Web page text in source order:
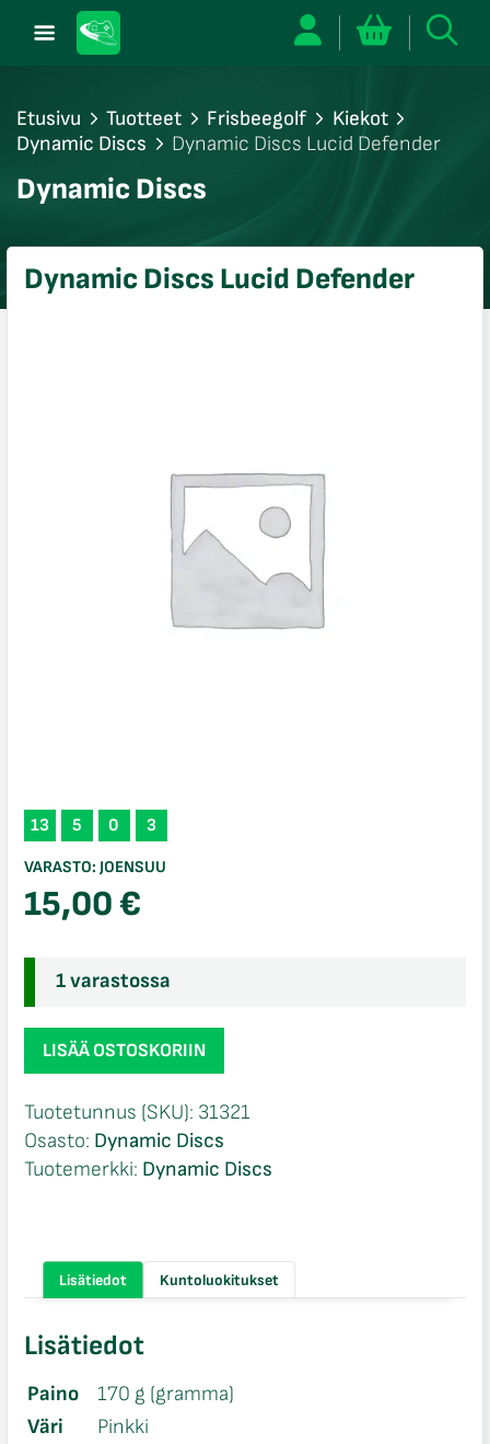
Etusivu Tuotteet Frisbeegolf
Kiekot
Dynamic Discs
Dynamic Discs Lucid Defender
Dynamic Discs
Dynamic Discs Lucid Defender
13 5 0 3
VARASTO: JOENSUU
15,00€
1 varastossa
Dynamic
Discs
Defender
määrä
LISÄÄ OSTOSKORIIN
Tuotetunnus (SKU): 31321
Osasto: Dynamic Discs
Tuotemerkki: Dynamic Discs
Lisätiedot Kuntoluokitukset
Lisätiedot
Paino
170 g (gramma)
Väri
Pinkki
sulje
sulje